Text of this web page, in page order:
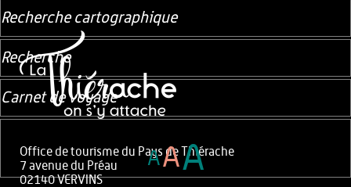
Office de tourisme du Pays de Thiérache
7 avenue du Préau
02140 VERVINS
Recherche cartographique
Recherche
Carnet de voyage
AAA